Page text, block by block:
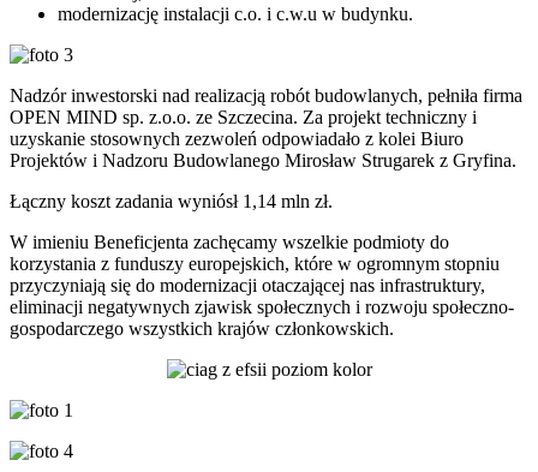
modernizację instalacji c.o. i c.w.u w budynku.
Nadzór inwestorski nad realizacją robót budowlanych, pełniła firma
OPEN MIND sp. z.o.o. ze Szczecina. Za projekt techniczny i
uzyskanie stosownych zezwoleń odpowiadało z kolei Biuro
Projektów i Nadzoru Budowlanego Mirosław Strugarek z Gryfina.
Łączny koszt zadania wyniósł 1,14 mln zł.
W imieniu Beneficjenta zachęcamy wszelkie podmioty do
korzystania z funduszy europejskich, które w ogromnym stopniu
przyczyniają się do modernizacji otaczającej nas infrastruktury,
eliminacji negatywnych zjawisk społecznych i rozwoju społeczno-
gospodarczego wszystkich krajów członkowskich.